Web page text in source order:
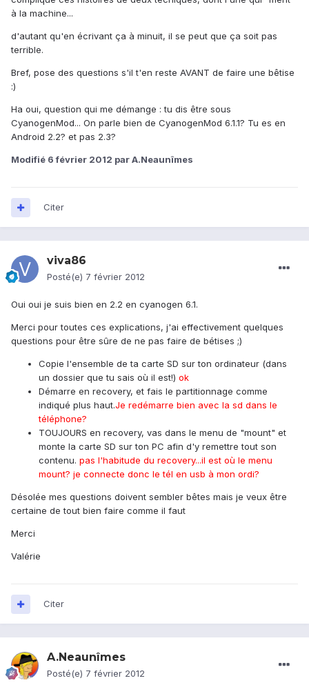
à la machine...
d'autant qu'en écrivant ça à minuit, il se peut que ça soit pas
terrible.
Bref, pose des questions s'il t'en reste AVANT de faire une bêtise
:)
Ha oui, question qui me démange : tu dis être sous
CyanogenMod... On parle bien de CyanogenMod 6.1.1? Tu es en
Android 2.2? et pas 2.3?
Modifié 6 février 2012 par A.Neaunîmes
Citer
viva86
Posté(e) 7 février 2012
Oui oui je suis bien en 2.2 en cyanogen 6.1.
Merci pour toutes ces explications, j'ai effectivement quelques
questions pour être sûre de ne pas faire de bétises ;)
Copie l'ensemble de ta carte SD sur ton ordinateur (dans
un dossier que tu sais où il est!) ok
Démarre en recovery, et fais le partitionnage comme
indiqué plus haut.Je redémarre bien avec la sd dans le
téléphone?
TOUJOURS en recovery, vas dans le menu de "mount" et
monte la carte SD sur ton PC afin d'y remettre tout son
contenu. pas l'habitude du recovery...il est où le menu
mount? je connecte donc le tél en usb à mon ordi?
Désolée mes questions doivent sembler bêtes mais je veux être
certaine de tout bien faire comme il faut
Merci
Valérie
Citer
A.Neaunîmes
Posté(e) 7 février 2012